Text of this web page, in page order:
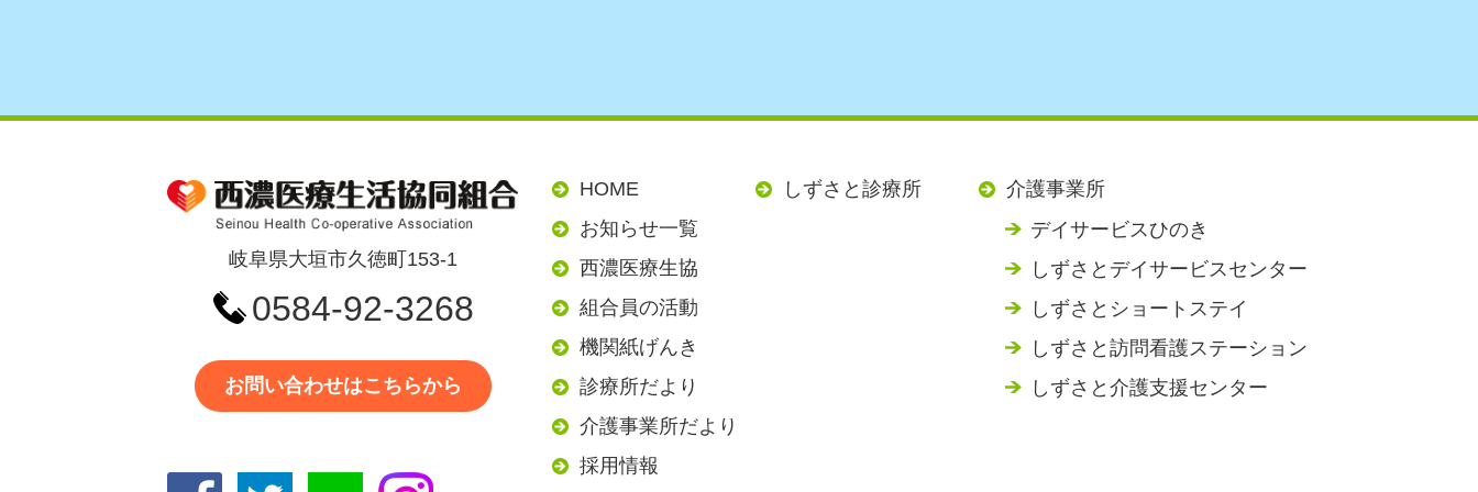
岐阜県大垣市久徳町153-1
0584-92-3268
お問い合わせはこちらから
HOME
お知らせ一覧
西濃医療生協
組合員の活動
機関紙げんき
診療所だより
介護事業所だより
採用情報
しずさと診療所
介護事業所
デイサービスひのき
しずさとデイサービスセンター
しずさとショートステイ
しずさと訪問看護ステーション
しずさと介護支援センター